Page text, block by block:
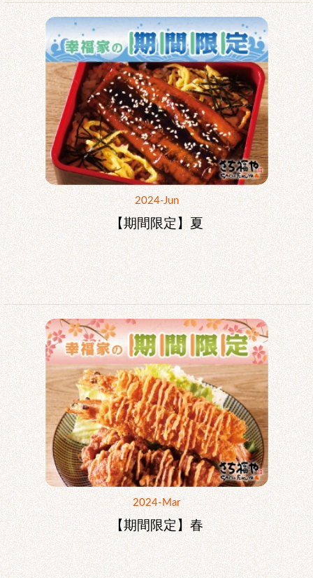
2024-Jun
【期間限定】夏
2024-Mar
【期間限定】春